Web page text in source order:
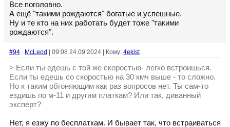
Все поголовно.
А ещё "такими рождаются" богатые и успешные.
Ну и те кто на них работать будет тоже "такими
рождаются".
#94 McLeod | 09:08 24.09.2024 | Кому: 4ekist
> Если ты едешь с той же скоростью- легко встроишься.
Если ты едешь со скоростью на 30 кмч выше - то сложно.
Но к таким обгоняющим как раз вопросов нет. Ты сам-то
ездишь по м-11 и другим платкам? Или так, диванный
эксперт?
Нет, я езжу по бесплаткам. И бывает так, что встраиваться